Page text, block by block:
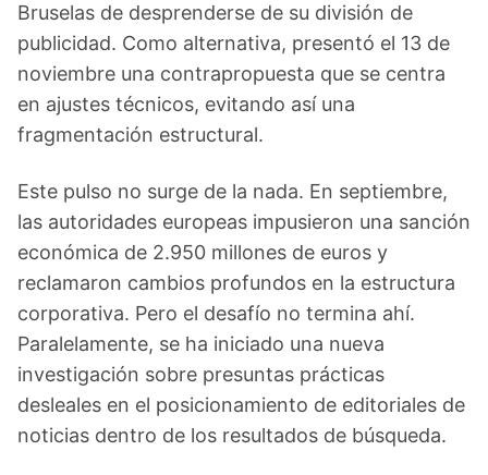
Bruselas de desprenderse de su división de
publicidad. Como alternativa, presentó el 13 de
noviembre una contrapropuesta que se centra
en ajustes técnicos, evitando así una
fragmentación estructural.
Este pulso no surge de la nada. En septiembre,
las autoridades europeas impusieron una sanción
económica de 2.950 millones de euros y
reclamaron cambios profundos en la estructura
corporativa. Pero el desafío no termina ahí.
Paralelamente, se ha iniciado una nueva
investigación sobre presuntas prácticas
desleales en el posicionamiento de editoriales de
noticias dentro de los resultados de búsqueda.